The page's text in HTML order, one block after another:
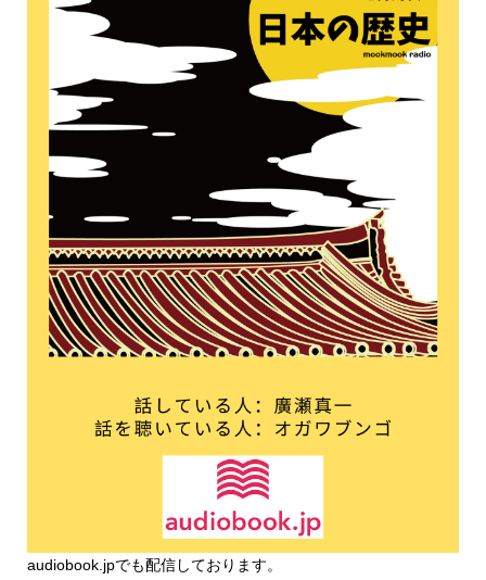
audiobook.jpでも配信しております。